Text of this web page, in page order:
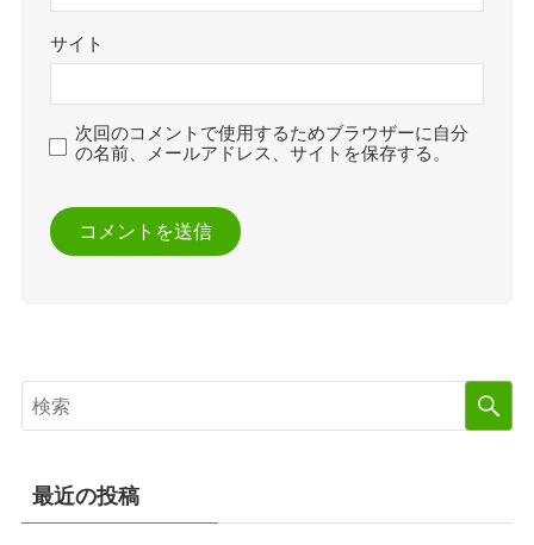
サイト
次回のコメントで使用するためブラウザーに自分
の名前、メールアドレス、サイトを保存する。
最近の投稿